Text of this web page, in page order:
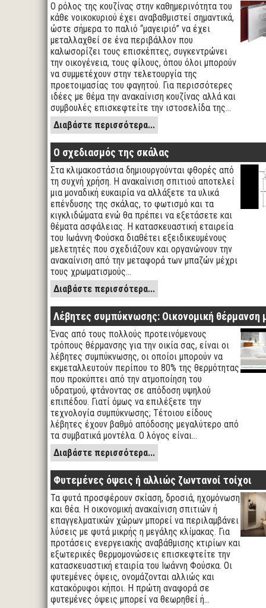
Ο ρόλος της κουζίνας στην καθημερινότητα του
κάθε νοικοκυριού έχει αναβαθμιστεί σημαντικά,
ώστε σήμερα το παλιό “μαγειριό” να έχει
μεταλλαχθεί σε ένα περιβάλλον που
καλωσορίζει τους επισκέπτες, συγκεντρώνει
την οικογένεια, τους φίλους, όπου όλοι μπορούν
να συμμετέχουν στην τελετουργία της
προετοιμασίας του φαγητού. Για περισσότερες
ιδέες με θέμα την ανακαίνιση κουζίνας αλλά και
συμβουλές επισκεφτείτε την ιστοσελίδα της…
Διαβάστε περισσότερα...
Ο σχεδιασμός της σκάλας
Στα κλιμακοστάσια δημιουργούνται φθορές από
τη συχνή χρήση. Η ανακαίνιση σπιτιού αποτελεί
μια μοναδική ευκαιρία να αλλάξετε τα υλικά
επένδυσης της σκάλας, το φωτισμό και τα
κιγκλιδώματα ενώ θα πρέπει να εξετάσετε και
θέματα ασφάλειας. Η κατασκευαστική εταιρεία
του Ιωάννη Φούσκα διαθέτει εξειδικευμένους
μελετητές που σχεδιάζουν και οργανώνουν την
ανακαίνιση από την μεταφορά των μπαζών μέχρι
τους χρωματισμούς…
Διαβάστε περισσότερα...
Λέβητες συμπύκνωσης: Οικονομική θέρμανση
Ένας από τους πολλούς προτεινόμενους
τρόπους θέρμανσης για την οικία σας, είναι οι
λέβητες συμπύκνωσης, οι οποίοι μπορούν να
εκμεταλλευτούν περίπου το 80% της θερμότητας
που προκύπτει από την ατμοποίηση του
υδρατμού, φτάνοντας σε απόδοση υψηλού
επιπέδου. Γιατί όμως να επιλέξετε την
τεχνολογία συμπύκνωσης; Τέτοιου είδους
λέβητες έχουν βαθμό απόδοσης μεγαλύτερο από
τα συμβατικά μοντέλα. Ο λόγος είναι…
Διαβάστε περισσότερα...
Φυτεμένες όψεις ή αλλιώς ζωντανοί τοίχοι
Τα φυτά προσφέρουν σκίαση, δροσιά, ηχομόνωση
και θέα. Η οικονομική ανακαίνιση σπιτιών ή
επαγγελματικών χώρων μπορεί να περιλαμβάνει
λύσεις με φυτά μικρής η μεγάλης κλίμακας. Για
προτάσεις ενεργειακής αναβάθμισης κτιρίων και
εξωτερικές θερμομονώσεις επισκεφτείτε την
κατασκευαστική εταιρία του Ιωάννη Φούσκα. Οι
φυτεμένες όψεις, ονομάζονται αλλιώς και
κατακόρυφοι κήποι. Η πρώτη αναφορά σε
φυτεμένες όψεις μπορεί να θεωρηθεί ή…